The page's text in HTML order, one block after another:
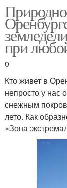
при
0
Кто живет в
непросто у нас
снежным
лето. Как
«Зона